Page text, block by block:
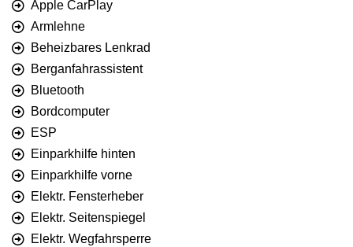
Apple CarPlay
Armlehne
Beheizbares Lenkrad
Berganfahrassistent
Bluetooth
Bordcomputer
ESP
Einparkhilfe hinten
Einparkhilfe vorne
Elektr. Fensterheber
Elektr. Seitenspiegel
Elektr. Wegfahrsperre